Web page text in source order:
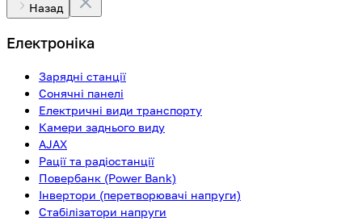
Назад
Електроніка
Зарядні станції
Сонячні панелі
Електричні види транспорту
Камери заднього виду
AJAX
Рації та радіостанції
Повербанк (Power Bank)
Інвертори (перетворювачі напруги)
Стабілізатори напруги